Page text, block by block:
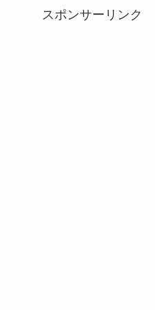
スポンサーリンク